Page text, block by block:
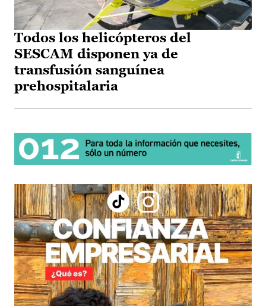
Todos los helicópteros del
SESCAM disponen ya de
transfusión sanguínea
prehospitalaria